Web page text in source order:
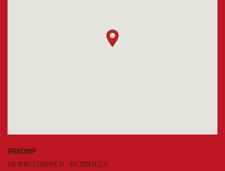
IPERCOOP
VIA MONTEGRAPPA 31 - VIA MONTELLO